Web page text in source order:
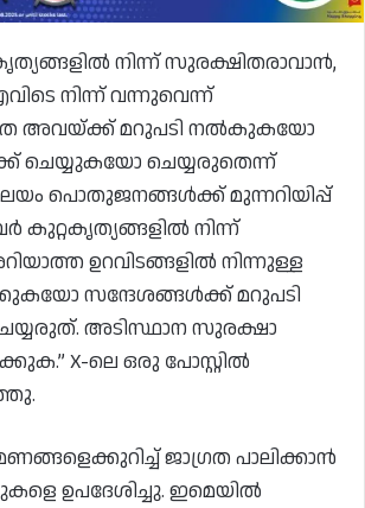
നിന്ന് സുരക്ഷിതരാവാൻ,
നിന്ന് വന്നുവെന്ന്
അവയ്ക്ക് മറുപടി നൽകുകയോ
ചെയ്യുകയോ ചെയ്യരുതെന്ന്
പൊതുജനങ്ങൾക്ക് മുന്നറിയിപ്പ്
കുറ്റകൃത്യങ്ങളിൽ നിന്ന്
ഉറവിടങ്ങളിൽ നിന്നുള്ള
സന്ദേശങ്ങൾക്ക് മറുപടി
അടിസ്ഥാന സുരക്ഷാ
X-ലെ ഒരു പോസ്റ്റിൽ
ജാഗ്രത പാലിക്കാൻ
ഉപദേശിച്ചു. ഇമെയിൽ